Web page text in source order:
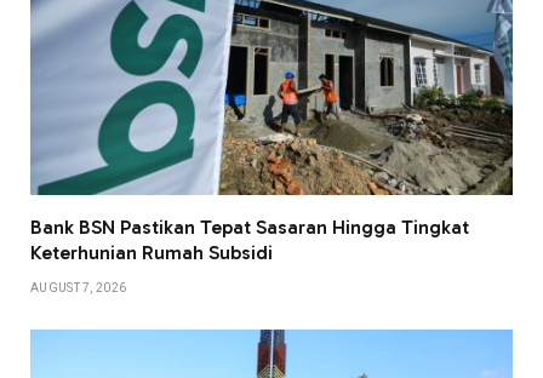
Bank BSN Pastikan Tepat Sasaran Hingga Tingkat
Keterhunian Rumah Subsidi
AUGUST 7, 2026